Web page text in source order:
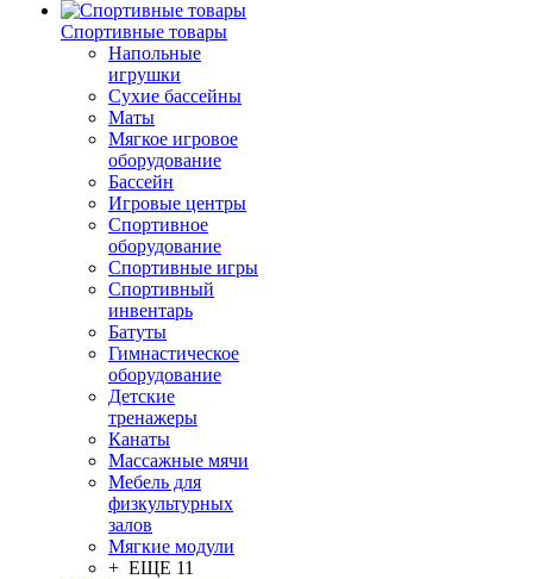
Спортивные товары
Напольные
игрушки
Сухие бассейны
Маты
Мягкое игровое
оборудование
Бассейн
Игровые центры
Спортивное
оборудование
Спортивные игры
Спортивный
инвентарь
Батуты
Гимнастическое
оборудование
Детские
тренажеры
Канаты
Массажные мячи
Мебель для
физкультурных
залов
Мягкие модули
+ ЕЩЕ 11